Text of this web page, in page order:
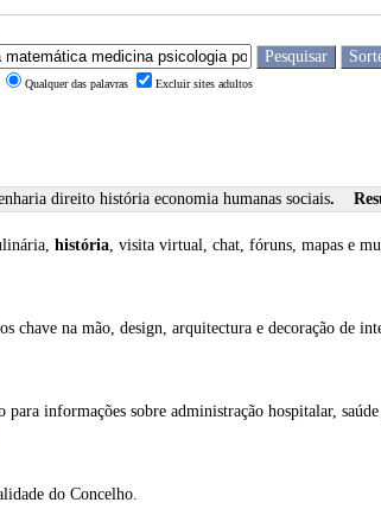
Qualquer das palavras Excluir sites adultos
direito história economia humanas sociais.
história, visita virtual, chat, fóruns, mapas e
chave na mão, design, arquitectura e decoração de
informações sobre administração hospitalar,
do Concelho.